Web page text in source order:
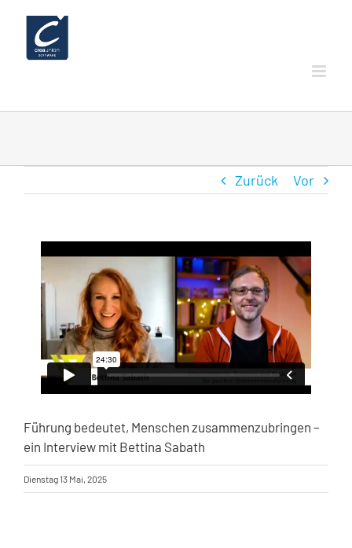
Zum
Zurück Vor
Führung bedeutet, Menschen zusammenzubringen –
ein Interview mit Bettina Sabath
Dienstag 13 Mai, 2025